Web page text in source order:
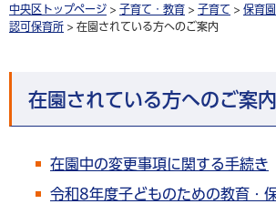
中央区トップページ > 子育て・教育 > 子育て > 保育
認可保育所 > 在園されている方へのご案内
在園されている方へのご案内
在園中の変更事項に関する手続き
令和8年度子どものための教育・